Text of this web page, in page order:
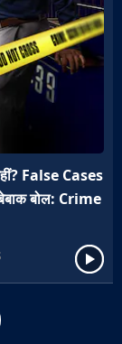
False Cases
बोल: Crime